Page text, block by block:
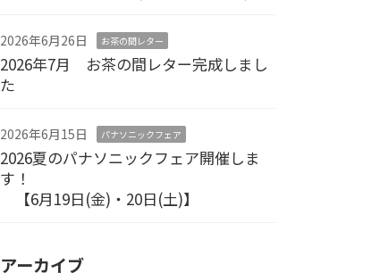
2026年6月26日 お茶の間レター
2026年7月 お茶の間レター完成しまし
た
2026年6月15日 パナソニックフェア
2026夏のパナソニックフェア開催しま
す！
【6月19日(金)・20日(土)】
アーカイブ